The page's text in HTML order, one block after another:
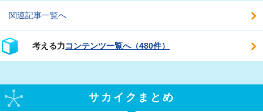
関連記事一覧へ
考える力コンテンツ一覧へ（480件）
サカイクまとめ